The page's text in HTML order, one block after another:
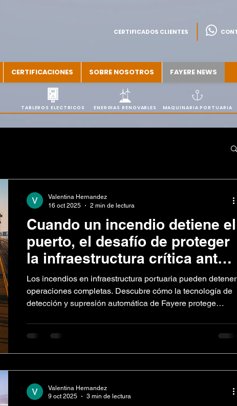
CERTIFICADOS CLIENTES
CERTIFICACIONES SOBRE NOSOTROS FAYERE NEWS
TABLEROS ELECTRICOS ENERGIAS RENOVABLES MAQUINARIA PORTUARIA
Cuando un incendio detiene el
puerto, el desafío de proteger
la infraestructura crítica ante
incendios se hace una
prioridad
Los incendios en infraestructura portuaria pueden detener
operaciones completas. Descubre cómo la tecnología de
detección y supresión automática de Fayere protege
global. Cada minuto de detención significa barcos
esperando, contratos en riesgo y pérdidas operativas que
Valentina Hernandez
16 oct 2025
2 min de lectura
Valentina Hernandez
9 oct 2025
3 min de lectura